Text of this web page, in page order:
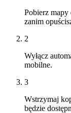
Pobierz
zanim
2
Wyłącz
mobilne.
3
Wstrzymaj
będzie